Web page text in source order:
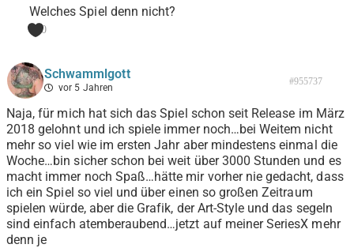
Welches Spiel denn nicht?
0
Schwammlgott
vor 5 Jahren
#955737
Naja, für mich hat sich das Spiel schon seit Release im März
2018 gelohnt und ich spiele immer noch…bei Weitem nicht
mehr so viel wie im ersten Jahr aber mindestens einmal die
Woche…bin sicher schon bei weit über 3000 Stunden und es
macht immer noch Spaß…hätte mir vorher nie gedacht, dass
ich ein Spiel so viel und über einen so großen Zeitraum
spielen würde, aber die Grafik, der Art-Style und das segeln
sind einfach atemberaubend…jetzt auf meiner SeriesX mehr
denn je